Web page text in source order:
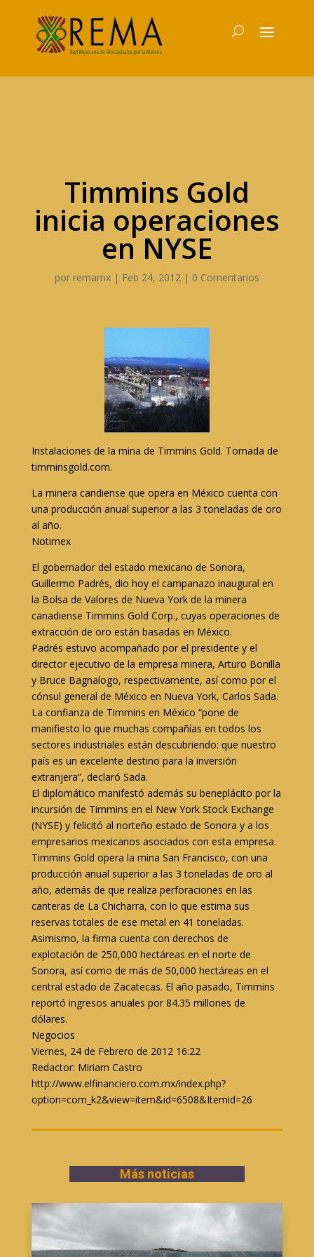
Timmins Gold
inicia operaciones
en NYSE
por remamx| Feb 24, 2012| 0 Comentarios
Instalaciones de la mina de Timmins Gold. Tomada de
timminsgold.com.
La minera candiense que opera en México cuenta con
una producción anual superior a las 3 toneladas de oro
al año.
Notimex
El gobernador del estado mexicano de Sonora,
Guillermo Padrés, dio hoy el campanazo inaugural en
la Bolsa de Valores de Nueva York de la minera
canadiense Timmins Gold Corp., cuyas operaciones de
extracción de oro están basadas en México.
Padrés estuvo acompañado por el presidente y el
director ejecutivo de la empresa minera, Arturo Bonilla
y Bruce Bagnalogo, respectivamente, así como por el
cónsul general de México en Nueva York, Carlos Sada.
La confianza de Timmins en México “pone de
manifiesto lo que muchas compañías en todos los
sectores industriales están descubriendo: que nuestro
país es un excelente destino para la inversión
extranjera”, declaró Sada.
El diplomático manifestó además su beneplácito por la
incursión de Timmins en el New York Stock Exchange
(NYSE) y felicitó al norteño estado de Sonora y a los
empresarios mexicanos asociados con esta empresa.
Timmins Gold opera la mina San Francisco, con una
producción anual superior a las 3 toneladas de oro al
año, además de que realiza perforaciones en las
canteras de La Chicharra, con lo que estima sus
reservas totales de ese metal en 41 toneladas.
Asimismo, la firma cuenta con derechos de
explotación de 250,000 hectáreas en el norte de
Sonora, así como de más de 50,000 hectáreas en el
central estado de Zacatecas. El año pasado, Timmins
reportó ingresos anuales por 84.35 millones de
dólares.
Negocios
Viernes, 24 de Febrero de 2012 16:22
Redactor: Miriam Castro
http://www.elfinanciero.com.mx/index.php?
option=com_k2&view=item&id=6508&Itemid=26
Más noticias